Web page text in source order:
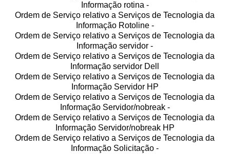
Informação rotina -
Ordem de Serviço relativo a Serviços de Tecnologia da
Informação Rotoline -
Ordem de Serviço relativo a Serviços de Tecnologia da
Informação servidor -
Ordem de Serviço relativo a Serviços de Tecnologia da
Informação servidor Dell
Ordem de Serviço relativo a Serviços de Tecnologia da
Informação Servidor HP
Ordem de Serviço relativo a Serviços de Tecnologia da
Informação Servidor/nobreak -
Ordem de Serviço relativo a Serviços de Tecnologia da
Informação Servidor/nobreak HP
Ordem de Serviço relativo a Serviços de Tecnologia da
Informação Solicitação -